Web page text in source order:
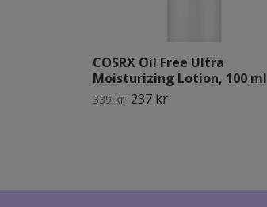
COSRX Oil Free Ultra
Moisturizing Lotion, 100 ml
339 kr 237 kr